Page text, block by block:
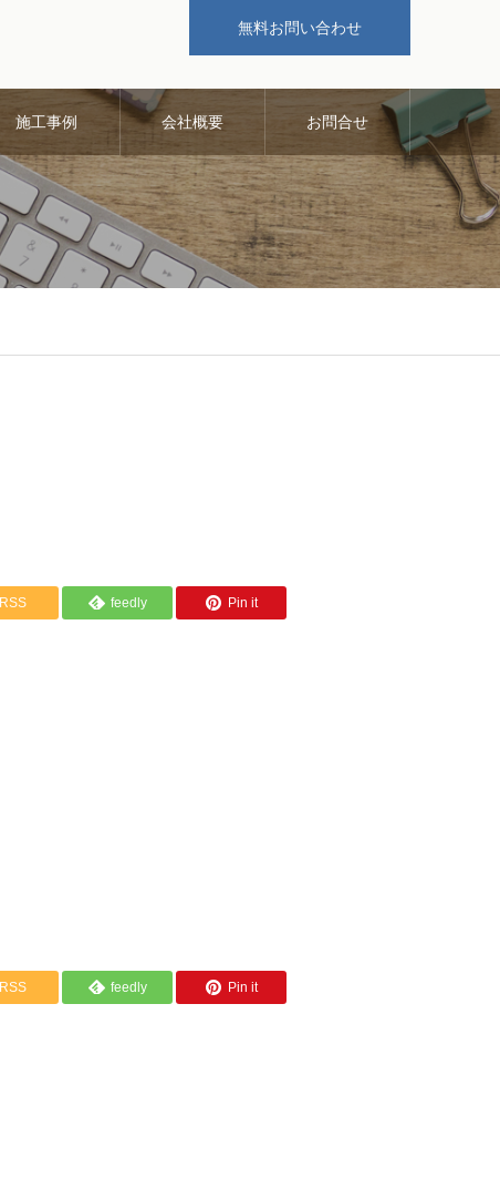
無料お問い合わせ
施工事例 会社概要 お問合せ
RSS feedly Pin it
RSS feedly Pin it